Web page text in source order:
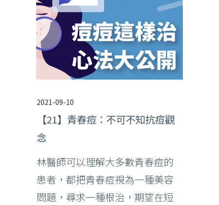
2021-09-10
【21】青春痘：不可不知抗痘觀
念
林醫師可以理解大多數青春痘的
患者，都把青春痘視為一種美容
問題，尋求一種根治，期望在短